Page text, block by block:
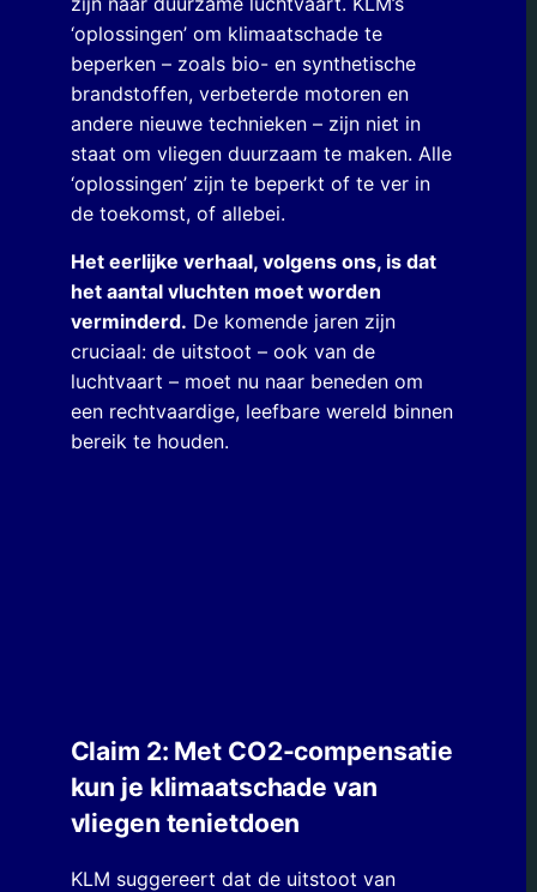
‘oplossingen’ om klimaatschade te
beperken – zoals bio- en synthetische
brandstoffen, verbeterde motoren en
andere nieuwe technieken – zijn niet in
staat om vliegen duurzaam te maken. Alle
‘oplossingen’ zijn te beperkt of te ver in
de toekomst, of allebei.
Het eerlijke verhaal, volgens ons, is dat
het aantal vluchten moet worden
verminderd. De komende jaren zijn
cruciaal: de uitstoot – ook van de
luchtvaart – moet nu naar beneden om
een rechtvaardige, leefbare wereld binnen
bereik te houden.
Claim 2: Met CO2-compensatie
kun je klimaatschade van
vliegen tenietdoen
KLM suggereert dat de uitstoot van